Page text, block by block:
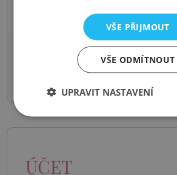
Pošleme vám je do e-mailu.
ÚČET
VŠE PŘIJMOUT
VŠE ODMÍTNOUT
UPRAVIT NASTAVENÍ